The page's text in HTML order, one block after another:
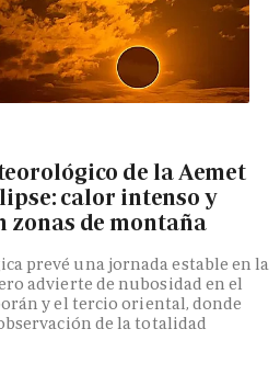
de la Aemet
calor intenso y
zonas de montaña
prevé una jornada estable en la
advierte de nubosidad en el
y el tercio oriental, donde
de la totalidad